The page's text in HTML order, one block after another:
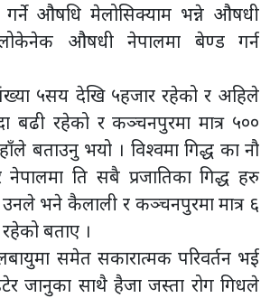
गर्ने औषधि मेलोसिक्याम भन्ने औषधी
औषधी नेपालमा बेण्ड गर्न
५सय देखि ५हजार रहेको र अहिले
बढी रहेको र कञ्चनपुरमा मात्र ५००
बताउनु भयो । विश्वमा गिद्ध का नौ
नेपालमा ति सबै प्रजातिका गिद्ध हरु
उनले भने कैलाली र कञ्चनपुरमा मात्र ६
बताए ।
समेत सकारात्मक परिवर्तन भई
जानुका साथै हैजा जस्ता रोग गिधले